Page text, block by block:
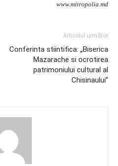
www.mitropolia.md
Articolul următor
Conferinta stiintifica: „Biserica
Mazarache si ocrotirea
patrimoniului cultural al
Chisinaului”